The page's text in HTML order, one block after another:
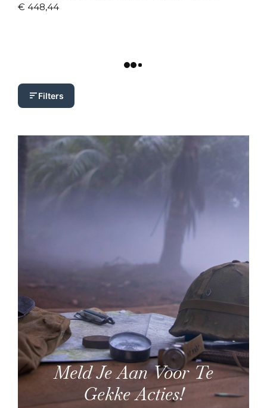
Filters
Meld Je Aan Voor Te
Gekke Acties!
€ 448,44